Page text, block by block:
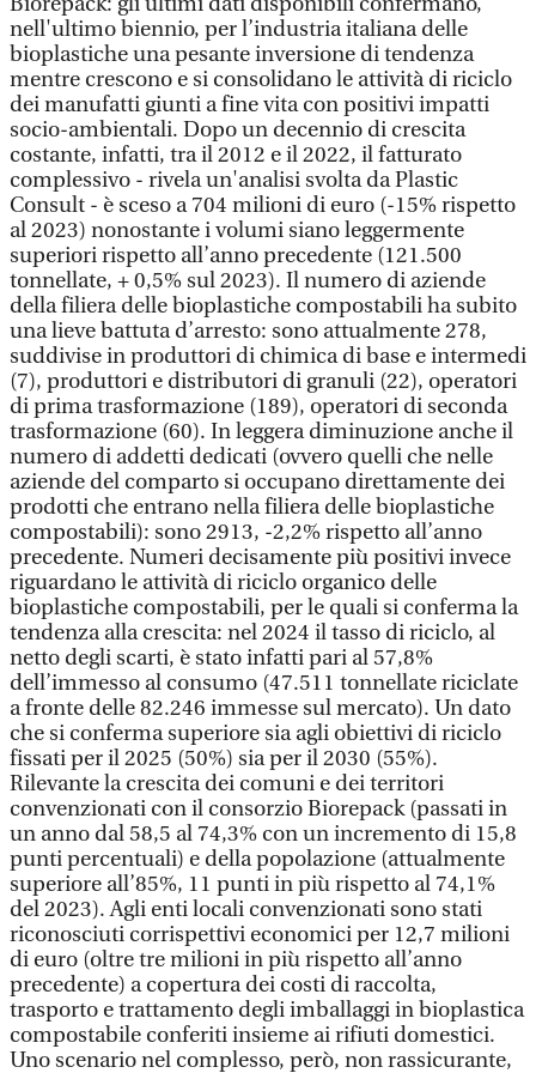
nell'ultimo biennio, per l’industria italiana delle
bioplastiche una pesante inversione di tendenza
mentre crescono e si consolidano le attività di riciclo
dei manufatti giunti a fine vita con positivi impatti
socio-ambientali. Dopo un decennio di crescita
costante, infatti, tra il 2012 e il 2022, il fatturato
complessivo - rivela un'analisi svolta da Plastic
Consult - è sceso a 704 milioni di euro (-15% rispetto
al 2023) nonostante i volumi siano leggermente
superiori rispetto all’anno precedente (121.500
tonnellate, + 0,5% sul 2023). Il numero di aziende
della filiera delle bioplastiche compostabili ha subito
una lieve battuta d’arresto: sono attualmente 278,
suddivise in produttori di chimica di base e intermedi
(7), produttori e distributori di granuli (22), operatori
di prima trasformazione (189), operatori di seconda
trasformazione (60). In leggera diminuzione anche il
numero di addetti dedicati (ovvero quelli che nelle
aziende del comparto si occupano direttamente dei
prodotti che entrano nella filiera delle bioplastiche
compostabili): sono 2913, -2,2% rispetto all’anno
precedente. Numeri decisamente più positivi invece
riguardano le attività di riciclo organico delle
bioplastiche compostabili, per le quali si conferma la
tendenza alla crescita: nel 2024 il tasso di riciclo, al
netto degli scarti, è stato infatti pari al 57,8%
dell’immesso al consumo (47.511 tonnellate riciclate
a fronte delle 82.246 immesse sul mercato). Un dato
che si conferma superiore sia agli obiettivi di riciclo
fissati per il 2025 (50%) sia per il 2030 (55%).
Rilevante la crescita dei comuni e dei territori
convenzionati con il consorzio Biorepack (passati in
un anno dal 58,5 al 74,3% con un incremento di 15,8
punti percentuali) e della popolazione (attualmente
superiore all’85%, 11 punti in più rispetto al 74,1%
del 2023). Agli enti locali convenzionati sono stati
riconosciuti corrispettivi economici per 12,7 milioni
di euro (oltre tre milioni in più rispetto all’anno
precedente) a copertura dei costi di raccolta,
trasporto e trattamento degli imballaggi in bioplastica
compostabile conferiti insieme ai rifiuti domestici.
Uno scenario nel complesso, però, non rassicurante,